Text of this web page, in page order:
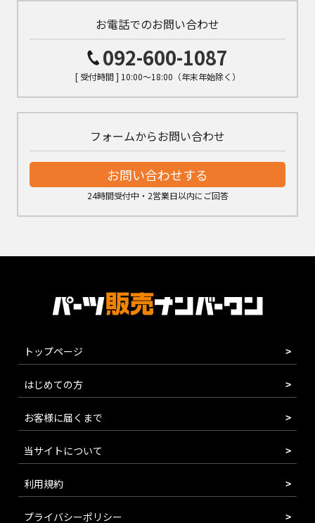
お電話でのお問い合わせ
092-600-1087
[ 受付時間 ] 10:00～18:00（年末年始除く）
フォームからお問い合わせ
お問い合わせする
24時間受付中・2営業日以内にご回答
トップページ
はじめての方
お客様に届くまで
当サイトについて
利用規約
プライバシーポリシー